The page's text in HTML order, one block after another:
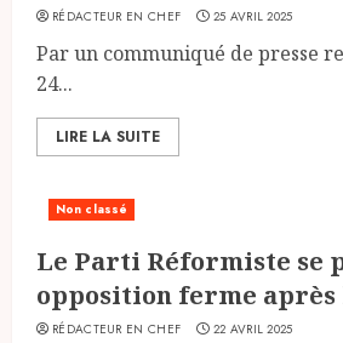
RÉDACTEUR EN CHEF 25 AVRIL 2025
Par un communiqué de presse
24...
LIRE LA SUITE
Non classé
Le Parti Réformiste se
opposition ferme
RÉDACTEUR EN CHEF 22 AVRIL 2025